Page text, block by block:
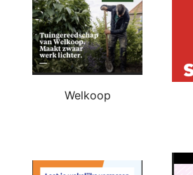
Welkoop